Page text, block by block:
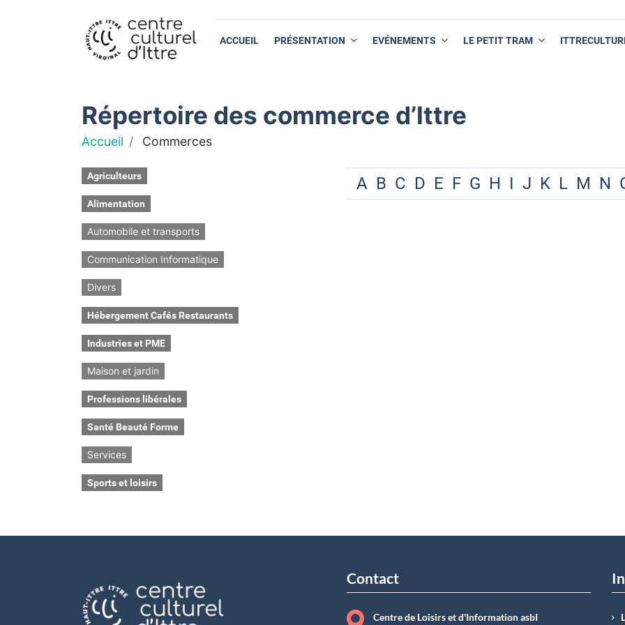
ACCUEIL PRÉSENTATION EVÉNEMENTS LE PETIT TRAM
Répertoire des commerce d’Ittre
Accueil Commerces
Agriculteurs
Alimentation
Automobile et transports
Communication Informatique
Divers
Hébergement Cafés Restaurants
Industries et PME
Maison et jardin
Professions libérales
Santé Beauté Forme
Services
Sports et loisirs
A B C D E F G H I J K L M N
Contact
Centre de Loisirs et d'Information asbI